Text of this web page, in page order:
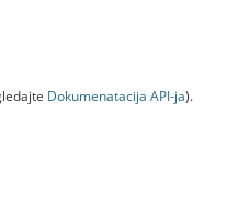
Dokumenаtаcijа API-jа).